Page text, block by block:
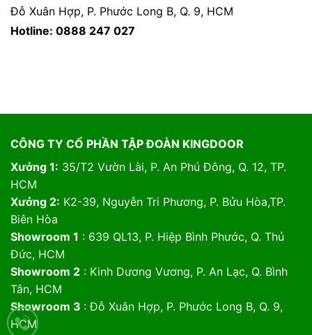
Đỗ Xuân Hợp, P. Phước Long B, Q. 9, HCM
Hotline: 0888 247 027
CÔNG TY CỔ PHẦN TẬP ĐOÀN KINGDOOR
Xưởng 1: 35/T2 Vườn Lài, P. An Phú Đông, Q. 12, TP.
HCM
Xưởng 2: K2-39, Nguyễn Tri Phương, P. Bửu Hòa,TP.
Biên Hòa
Showroom 1 : 639 QL13, P. Hiệp Bình Phước, Q. Thủ
Đức, HCM
Showroom 2: Kinh Dương Vương, P. An Lạc, Q. Bình
Tân, HCM
Showroom 3 : Đỗ Xuân Hợp, P. Phước Long B, Q. 9,
HCM